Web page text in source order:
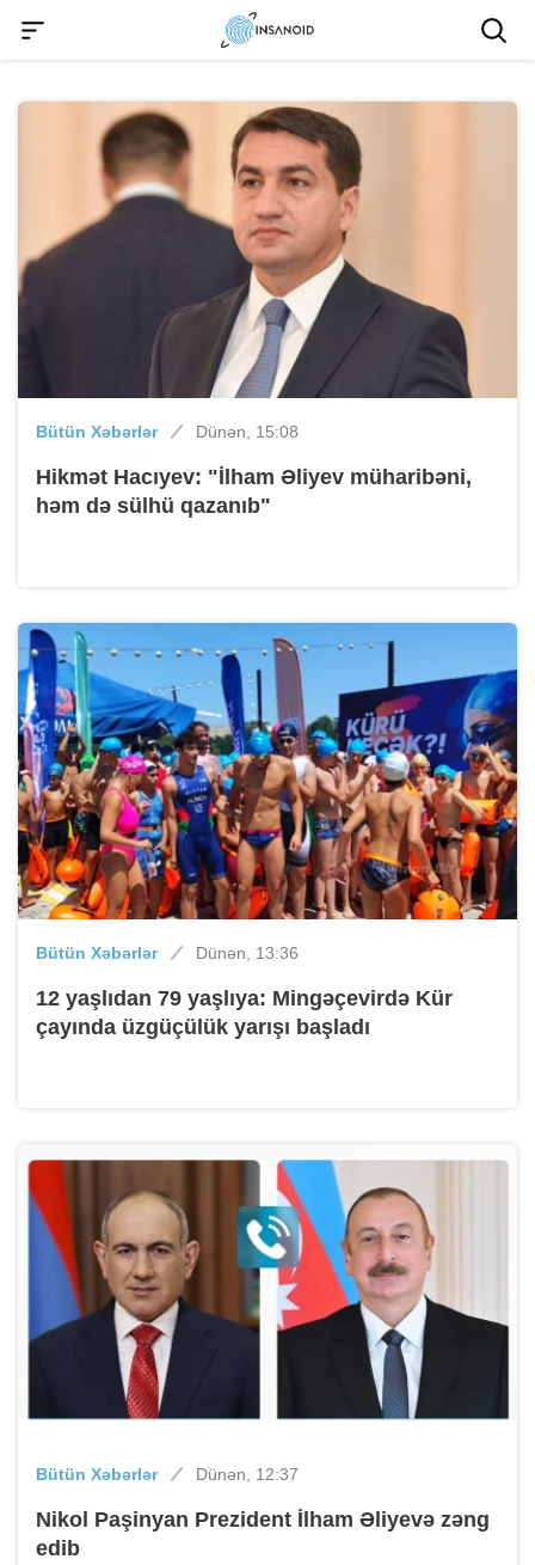
Bütün Xəbərlər Dünən, 15:08
Hikmət Hacıyev: "İlham Əliyev müharibəni,
həm də sülhü qazanıb"
Bütün Xəbərlər Dünən, 13:36
12 yaşlıdan 79 yaşlıya: Mingəçevirdə Kür
çayında üzgüçülük yarışı başladı
Bütün Xəbərlər Dünən, 12:37
Nikol Paşinyan Prezident İlham Əliyevə zəng
edib